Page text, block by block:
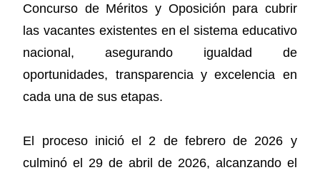
Concurso de Méritos y Oposición para cubrir
las vacantes existentes en el sistema educativo
nacional, asegurando igualdad de
oportunidades, transparencia y excelencia en
cada una de sus etapas.
El proceso inició el 2 de febrero de 2026 y
culminó el 29 de abril de 2026, alcanzando el